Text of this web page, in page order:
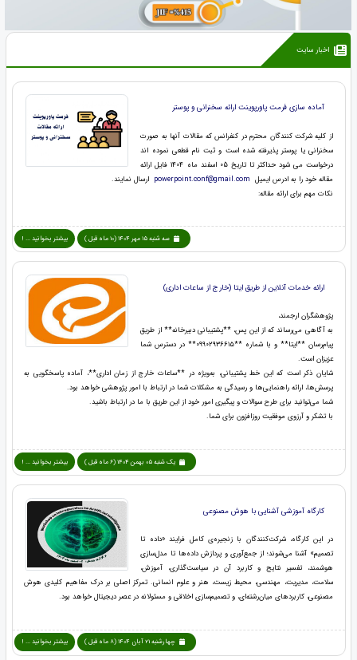
اخبار سایت
آماده سازی فرمت پاورپوینت ارائه سخنرانی و پوستر
از کلیه شرکت کنندگان محترم در کنفرانس که مقالات آنها به صورت
سخنرانی یا پوستر پذیرفته شده است و ثبت نام قطعی نموده اند
درخواست می شود حداکثر تا تاریخ 05 اسفند ماه 1404 فایل ارائه
مقاله خود را به ادرس ایمیل powerpoint.conf@gmail.com ارسال نمایند.
نکات مهم برای ارائه مقاله:
سه شنبه 15 مهر 1404 (10 ماه قبل ) بیشتر بخوانید ... !
ارائه خدمات آنلاین از طریق ایتا (خارج از ساعات اداری)
پژوهشگران ارجمند،
به آگاهی می‌رساند که از این پس، **پشتیبانی دبیرخانه** از طریق
پیام‌رسان **ایتا** و با شماره **۰۹۹۰۲۹۳۶۶۱۵** در دسترس شما
عزیزان است.
شایان ذکر است که این خط پشتیبانی، به‌ویژه در **ساعات خارج از زمان اداری**، آماده پاسخگویی به
پرسش‌ها، ارائه راهنمایی‌ها و رسیدگی به مشکلات شما در ارتباط با امور پژوهشی خواهد بود.
شما می‌توانید برای طرح سوالات و پیگیری امور خود از این طریق با ما در ارتباط باشید.
با تشکر و آرزوی موفقیت روزافزون برای شما.
یک شنبه 05 بهمن 1404 (6 ماه قبل ) بیشتر بخوانید ... !
کارگاه آموزشی آشنایی با هوش مصنوعی
در این کارگاه، شرکت‌کنندگان با زنجیره‌ی کامل فرایند «داده تا
تصمیم» آشنا می‌شوند؛ از جمع‌آوری و پردازش داده‌ها تا مدل‌سازی
هوشمند، تفسیر نتایج و کاربرد آن در سیاست‌گذاری، آموزش،
سلامت، مدیریت، مهندسی، محیط زیست، هنر و علوم انسانی. تمرکز اصلی بر درک مفاهیم کلیدی هوش
مصنوعی، کاربردهای میان‌رشته‌ای، و تصمیم‌سازی اخلاقی و مسئولانه در عصر دیجیتال خواهد بود.
چهارشنبه 21 آبان 1404 (8 ماه قبل ) بیشتر بخوانید ... !